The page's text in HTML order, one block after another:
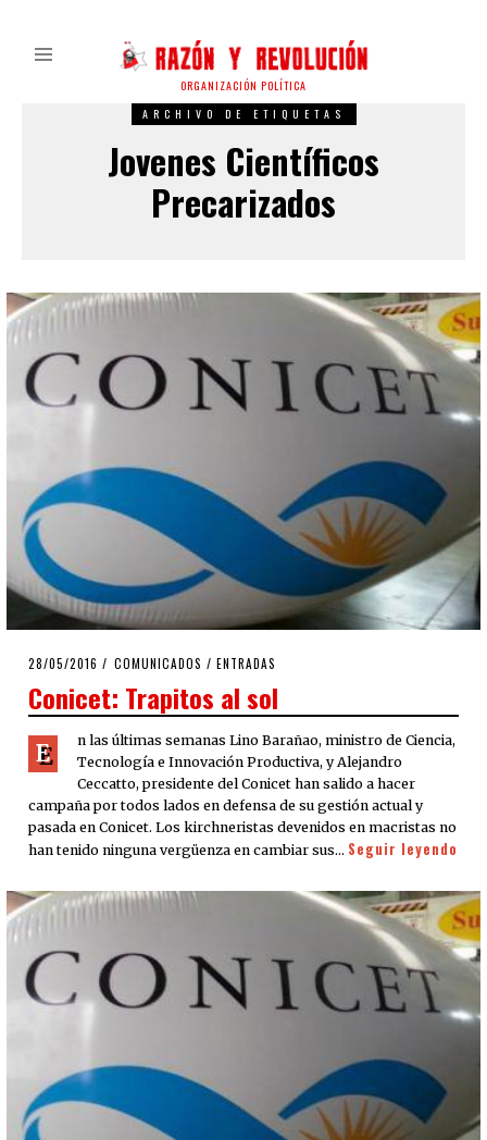
ORGANIZACIÓN POLÍTICA
ARCHIVO DE ETIQUETAS
Jovenes Científicos
Precarizados
POSTED
28/05/2016 28/05/2016
COMUNICADOS / ENTRADAS
Conicet: Trapitos al sol
E
n las últimas semanas Lino Barañao, ministro de Ciencia,
Tecnología e Innovación Productiva, y Alejandro
Ceccatto, presidente del Conicet han salido a hacer
campaña por todos lados en defensa de su gestión actual y
pasada en Conicet. Los kirchneristas devenidos en macristas no
han tenido ninguna vergüenza en cambiar sus… Seguir leyendo